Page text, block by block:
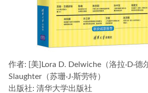
作者: [美]Lora D. Delwiche（洛拉·D·德
Slaughter（苏珊·J·斯劳特）
出版社: 清华大学出版社